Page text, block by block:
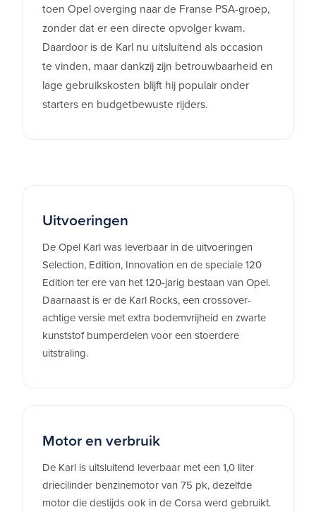
toen Opel overging naar de Franse PSA-groep,
zonder dat er een directe opvolger kwam.
Daardoor is de Karl nu uitsluitend als occasion
te vinden, maar dankzij zijn betrouwbaarheid en
lage gebruikskosten blijft hij populair onder
starters en budgetbewuste rijders.
Uitvoeringen
De Opel Karl was leverbaar in de uitvoeringen
Selection, Edition, Innovation en de speciale 120
Edition ter ere van het 120-jarig bestaan van Opel.
Daarnaast is er de Karl Rocks, een crossover-
achtige versie met extra bodemvrijheid en zwarte
kunststof bumperdelen voor een stoerdere
uitstraling.
Motor en verbruik
De Karl is uitsluitend leverbaar met een 1,0 liter
driecilinder benzinemotor van 75 pk, dezelfde
motor die destijds ook in de Corsa werd gebruikt.